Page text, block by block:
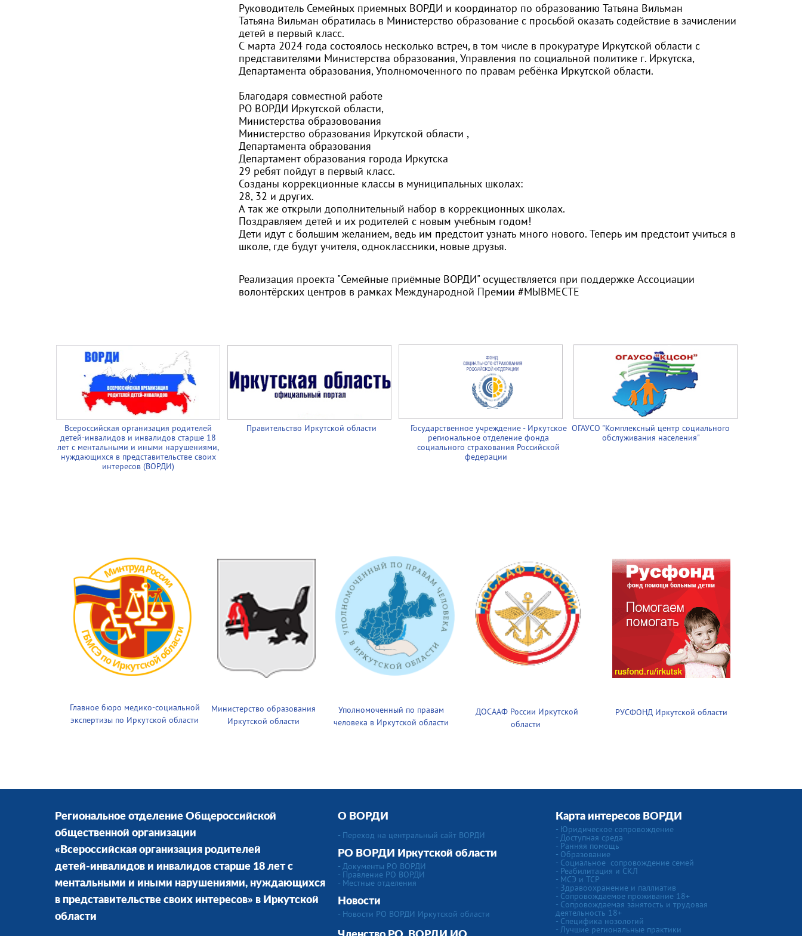
Руководитель Семейных приемных ВОРДИ и координатор по образованию Татьяна Вильман
Татьяна Вильман обратилась в Министерство образование с просьбой оказать содействие в зачислении
детей в первый класс.
С марта 2024 года состоялось несколько встреч, в том числе в прокуратуре Иркутской области с
представителями Министерства образования, Управления по социальной политике г. Иркутска,
Департамента образования, Уполномоченного по правам ребёнка Иркутской области.
Благодаря совместной работе
РО ВОРДИ Иркутской области,
Министерства образовования
Министерство образования Иркутской области ,
Департамента образования
Департамент образования города Иркутска
29 ребят пойдут в первый класс.
Созданы коррекционные классы в муниципальных школах:
28, 32 и других.
А так же открыли дополнительный набор в коррекционных школах.
Поздравляем детей и их родителей с новым учебным годом!
Дети идут с большим желанием, ведь им предстоит узнать много нового. Теперь им предстоит учиться в
школе, где будут учителя, одноклассники, новые друзья.
Реализация проекта "Семейные приёмные ВОРДИ" осуществляется при поддержке Ассоциации
волонтёрских центров в рамках Международной Премии #МЫВМЕСТЕ
Всероссийская организация родителей
детей-инвалидов и инвалидов старше 18
лет с ментальными и иными нарушениями,
нуждающихся в представительстве своих
интересов (ВОРДИ)
Правительство Иркутской области
Государственное учреждение - Иркутское
региональное отделение фонда
социального страхования Российской
федерации
ОГАУСО "Комплексный центр социального
обслуживания населения"
Главное бюро медико-социальной
экспертизы по Иркутской области
Министерство образования
Иркутской области
Уполномоченный по правам
человека в Иркутской области
ДОСААФ России Иркутской
области
РУСФОНД Иркутской области
Региональное отделение Общероссийской
общественной организации
«Всероссийская организация родителей
детей-инвалидов и инвалидов старше 18 лет с
ментальными и иными нарушениями, нуждающихся
в представительстве своих интересов» в Иркутской
области
О ВОРДИ
- Переход на центральный сайт ВОРДИ
РО ВОРДИ Иркутской области
- Документы РО ВОРДИ
- Правление РО ВОРДИ
- Местные отделения
Новости
- Новости РО ВОРДИ Иркутской области
Карта интересов ВОРДИ
- Юридическое сопровождение
- Доступная среда
- Ранняя помощь
- Образование
- Социальное сопровождение семей
- Реабилитация и СКЛ
- МСЭ и ТСР
- Здравоохранение и паллиатив
- Сопровождаемое проживание 18+
- Сопровождаемая занятость и трудовая
деятельность 18+
- Специфика нозологий
- Лучшие региональные практики